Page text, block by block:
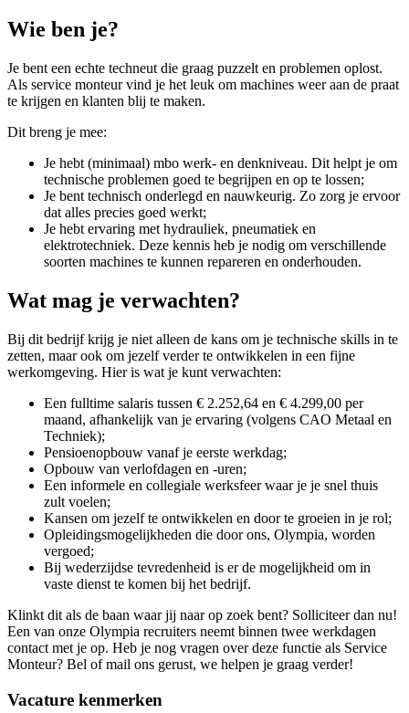
Wie ben je?
Je bent een echte techneut die graag puzzelt en problemen oplost.
Als service monteur vind je het leuk om machines weer aan de praat
te krijgen en klanten blij te maken.
Dit breng je mee:
Je hebt (minimaal) mbo werk- en denkniveau. Dit helpt je om
technische problemen goed te begrijpen en op te lossen;
Je bent technisch onderlegd en nauwkeurig. Zo zorg je ervoor
dat alles precies goed werkt;
Je hebt ervaring met hydrauliek, pneumatiek en
elektrotechniek. Deze kennis heb je nodig om verschillende
soorten machines te kunnen repareren en onderhouden.
Wat mag je verwachten?
Bij dit bedrijf krijg je niet alleen de kans om je technische skills in te
zetten, maar ook om jezelf verder te ontwikkelen in een fijne
werkomgeving. Hier is wat je kunt verwachten:
Een fulltime salaris tussen € 2.252,64 en € 4.299,00 per
maand, afhankelijk van je ervaring (volgens CAO Metaal en
Techniek);
Pensioenopbouw vanaf je eerste werkdag;
Opbouw van verlofdagen en -uren;
Een informele en collegiale werksfeer waar je je snel thuis
zult voelen;
Kansen om jezelf te ontwikkelen en door te groeien in je rol;
Opleidingsmogelijkheden die door ons, Olympia, worden
vergoed;
Bij wederzijdse tevredenheid is er de mogelijkheid om in
vaste dienst te komen bij het bedrijf.
Klinkt dit als de baan waar jij naar op zoek bent? Solliciteer dan nu!
Een van onze Olympia recruiters neemt binnen twee werkdagen
contact met je op. Heb je nog vragen over deze functie als Service
Monteur? Bel of mail ons gerust, we helpen je graag verder!
Vacature kenmerken